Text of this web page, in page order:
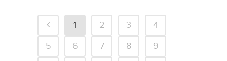
1 2 3
4
5
6 7 8
9